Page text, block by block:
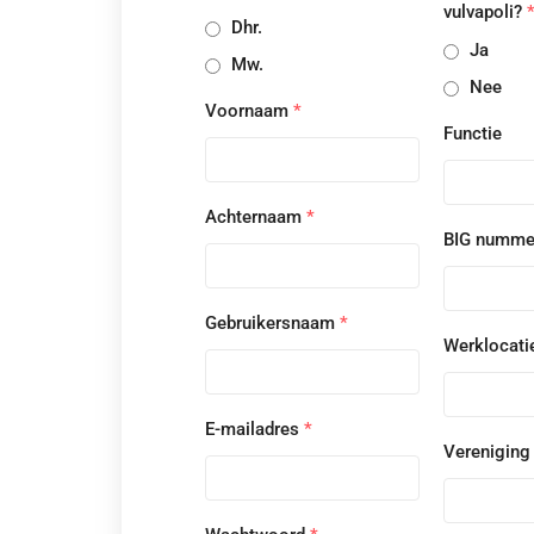
Dhr.
Mw.
Voornaam *
Achternaam *
Gebruikersnaam *
E-mailadres *
vulvapoli? *
Ja
Nee
Functie
BIG
Vereniging